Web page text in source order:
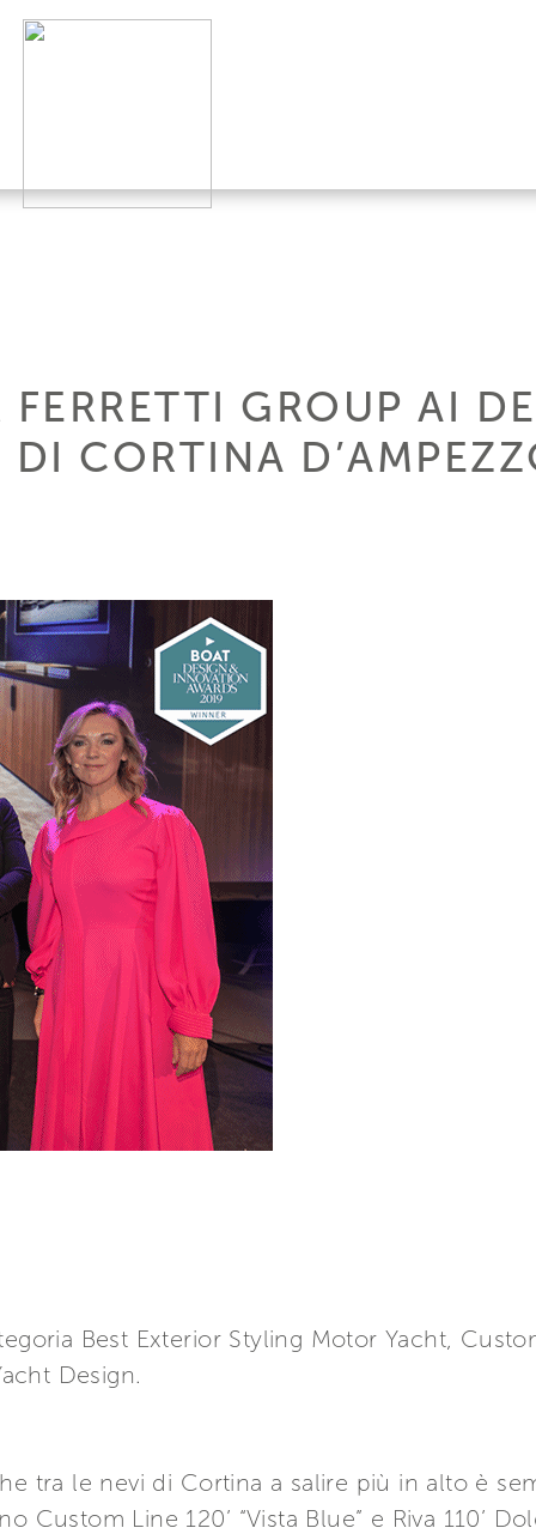
GROUP AI
CORTINA
Best Exterior Styling Motor Yacht,
Design.
tra le nevi di Cortina a salire più in alto è
Line 120’ “Vista Blue” e Riva 110’